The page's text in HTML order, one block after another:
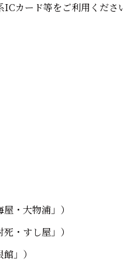
カード等をご利用くださ
・大物浦」）
・すし屋」）
」）